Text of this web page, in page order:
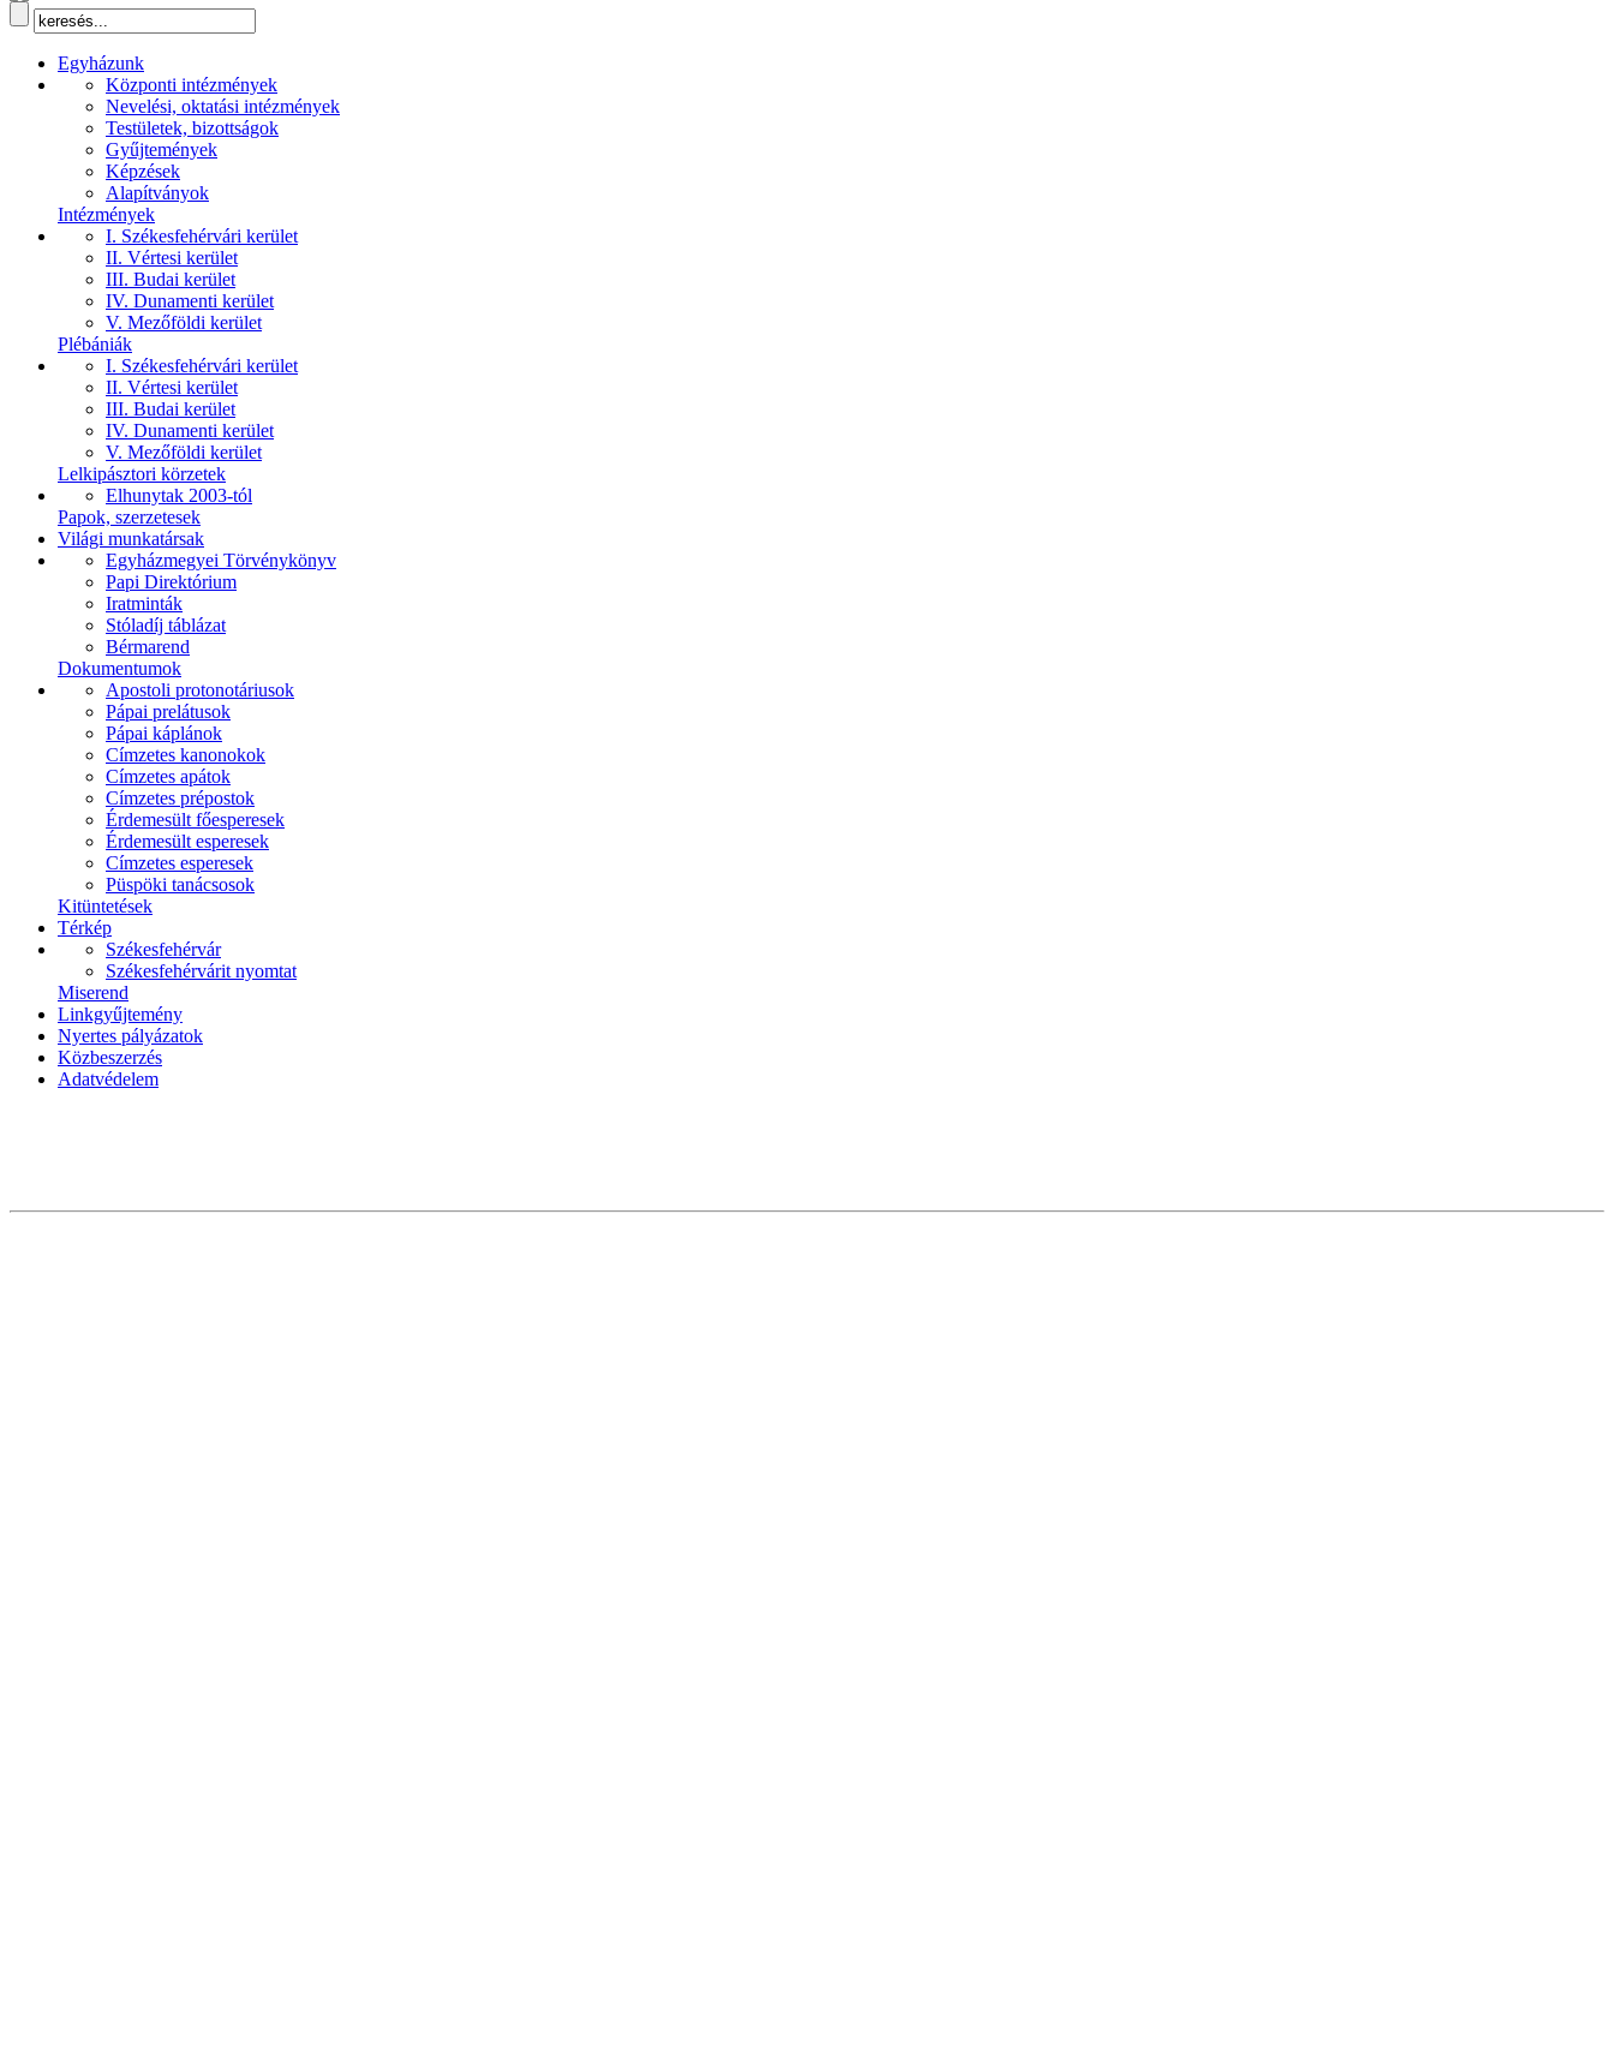
Egyházunk
Központi intézmények
Nevelési, oktatási intézmények
Testületek, bizottságok
Gyűjtemények
Képzések
Alapítványok
Intézmények
I. Székesfehérvári kerület
II. Vértesi kerület
III. Budai kerület
IV. Dunamenti kerület
V. Mezőföldi kerület
Plébániák
I. Székesfehérvári kerület
II. Vértesi kerület
III. Budai kerület
IV. Dunamenti kerület
V. Mezőföldi kerület
Lelkipásztori körzetek
Elhunytak 2003-tól
Papok, szerzetesek
Világi munkatársak
Egyházmegyei Törvénykönyv
Papi Direktórium
Iratminták
Stóladíj táblázat
Bérmarend
Dokumentumok
Apostoli protonotáriusok
Pápai prelátusok
Pápai káplánok
Címzetes kanonokok
Címzetes apátok
Címzetes prépostok
Érdemesült főesperesek
Érdemesült esperesek
Címzetes esperesek
Püspöki tanácsosok
Kitüntetések
Térkép
Székesfehérvár
Székesfehérvárit nyomtat
Miserend
Linkgyűjtemény
Nyertes pályázatok
Közbeszerzés
Adatvédelem